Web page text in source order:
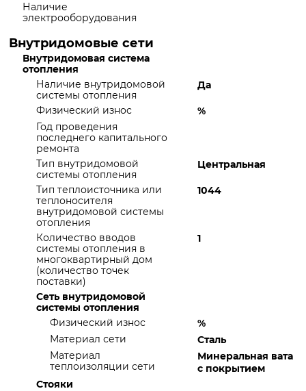
Наличие
электрооборудования
Внутридомовые сети
Внутридомовая система
отопления
Наличие внутридомовой
системы отопления
Да
Физический износ
%
Год проведения
последнего капитального
ремонта
Тип внутридомовой
системы отопления
Центральная
Тип теплоисточника или
теплоносителя
внутридомовой системы
отопления
1044
Количество вводов
системы отопления в
многоквартирный дом
(количество точек
поставки)
1
Сеть внутридомовой
системы отопления
Физический износ
%
Материал сети
Сталь
Материал
теплоизоляции сети
Минеральная вата
с покрытием
Стояки